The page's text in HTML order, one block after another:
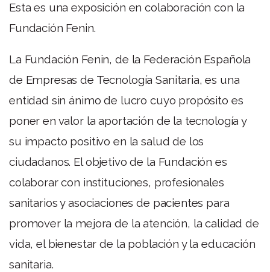
Esta es una exposición en colaboración con la
Fundación Fenin.
La Fundación Fenin, de la Federación Española
de Empresas de Tecnología Sanitaria, es una
entidad sin ánimo de lucro cuyo propósito es
poner en valor la aportación de la tecnología y
su impacto positivo en la salud de los
ciudadanos. El objetivo de la Fundación es
colaborar con instituciones, profesionales
sanitarios y asociaciones de pacientes para
promover la mejora de la atención, la calidad de
vida, el bienestar de la población y la educación
sanitaria.